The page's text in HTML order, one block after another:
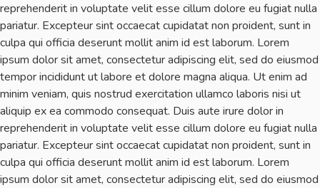
reprehenderit in voluptate velit esse cillum dolore eu fugiat nulla
pariatur. Excepteur sint occaecat cupidatat non proident, sunt in
culpa qui officia deserunt mollit anim id est laborum. Lorem
ipsum dolor sit amet, consectetur adipiscing elit, sed do eiusmod
tempor incididunt ut labore et dolore magna aliqua. Ut enim ad
minim veniam, quis nostrud exercitation ullamco laboris nisi ut
aliquip ex ea commodo consequat. Duis aute irure dolor in
reprehenderit in voluptate velit esse cillum dolore eu fugiat nulla
pariatur. Excepteur sint occaecat cupidatat non proident, sunt in
culpa qui officia deserunt mollit anim id est laborum. Lorem
ipsum dolor sit amet, consectetur adipiscing elit, sed do eiusmod